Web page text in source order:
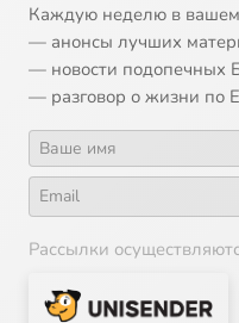
16 Rozhdestvo Tvoe
17 O Tebe Raduetsya
18 Elitzi vo Hrista
Каждую неделю в
— анонсы лучших
— новости подопечных
— разговор о жизни по
Рассылки